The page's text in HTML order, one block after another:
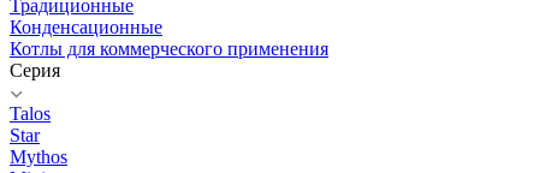
Традиционные
Конденсационные
Котлы для коммерческого применения
Серия
Talos
Star
Mythos